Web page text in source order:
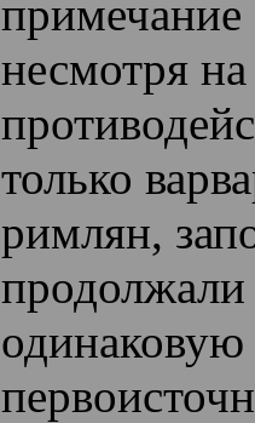
несмотря на
только
римлян,
продолжали
одинаковую